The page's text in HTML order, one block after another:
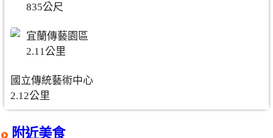
835公尺
宜蘭傳藝園區
2.11公里
國立傳統藝術中心
2.12公里
附近美食